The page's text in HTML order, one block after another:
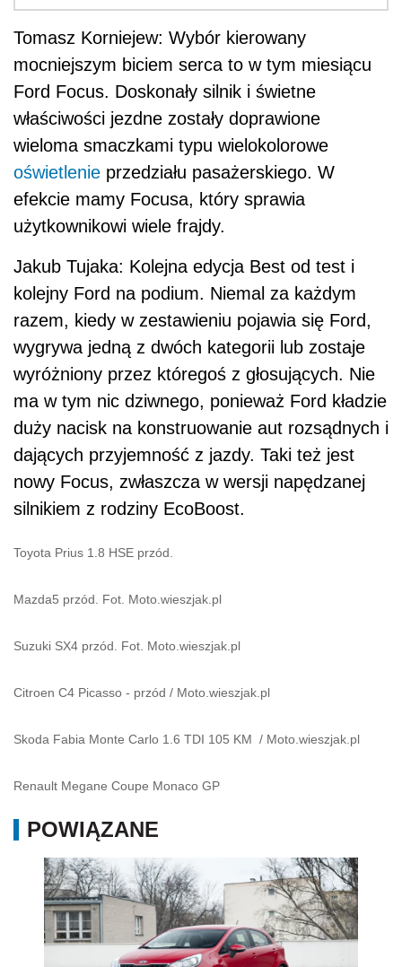
Tomasz Korniejew: Wybór kierowany
mocniejszym biciem serca to w tym miesiącu
Ford Focus. Doskonały silnik i świetne
właściwości jezdne zostały doprawione
wieloma smaczkami typu wielokolorowe
oświetlenie przedziału pasażerskiego. W
efekcie mamy Focusa, który sprawia
użytkownikowi wiele frajdy.
Jakub Tujaka: Kolejna edycja Best od test i
kolejny Ford na podium. Niemal za każdym
razem, kiedy w zestawieniu pojawia się Ford,
wygrywa jedną z dwóch kategorii lub zostaje
wyróżniony przez któregoś z głosujących. Nie
ma w tym nic dziwnego, ponieważ Ford kładzie
duży nacisk na konstruowanie aut rozsądnych i
dających przyjemność z jazdy. Taki też jest
nowy Focus, zwłaszcza w wersji napędzanej
silnikiem z rodziny EcoBoost.
Toyota Prius 1.8 HSE przód.
Mazda5 przód. Fot. Moto.wieszjak.pl
Suzuki SX4 przód. Fot. Moto.wieszjak.pl
Citroen C4 Picasso - przód / Moto.wieszjak.pl
Skoda Fabia Monte Carlo 1.6 TDI 105 KM / Moto.wieszjak.pl
Renault Megane Coupe Monaco GP
POWIĄZANE